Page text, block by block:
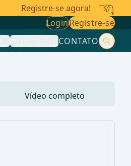
Registre-se agora!
LoginRegistre-se
SOBRE NÓSCONTATO
Vídeo completo